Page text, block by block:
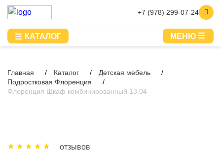
+7 (978) 299-07-24
КАТАЛОГ МЕНЮ
Главная Каталог
Детская мебель
Подростковая Флоренция
Флоренция Шкаф комбинированный 13.04
отзывов